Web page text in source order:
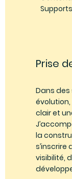
Prise
Dans
clair et
la
s’inscrire
visibilité,